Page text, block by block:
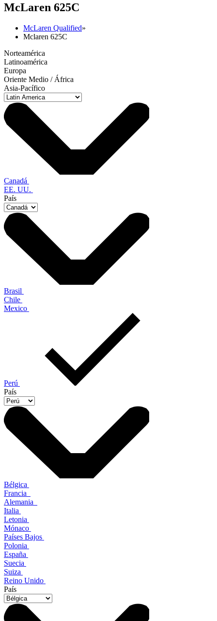
McLaren 625C
McLaren Qualified»
Mclaren 625C
Norteamérica
Latinoamérica
Europa
Oriente Medio / África
Asia-Pacífico
Canadá
EE. UU.
País
Brasil
Chile
Mexico
Perú
País
Bélgica
Francia
Alemania
Italia
Letonia
Mónaco
Países Bajos
Polonia
España
Suecia
Suiza
Reino Unido
País